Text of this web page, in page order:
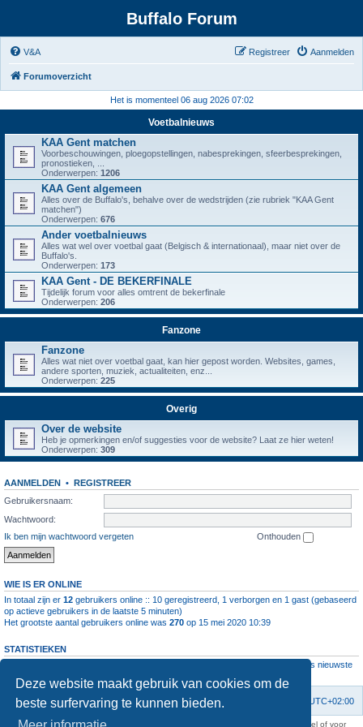
Deze website maakt gebruik van cookies om de
beste surfervaring te kunnen bieden.
Buffalo Forum
V&A Aanmelden
Registreer
Forumoverzicht
Het is momenteel 06 aug 2026 07:02
Voetbalnieuws
KAA Gent matchen
Voorbeschouwingen, ploegopstellingen, nabesprekingen, sfeerbesprekingen,
pronostieken, ...
Onderwerpen: 1206
KAA Gent algemeen
Alles over de Buffalo's, behalve over de wedstrijden (zie rubriek "KAA Gent
matchen")
Onderwerpen: 676
Ander voetbalnieuws
Alles wat wel over voetbal gaat (Belgisch & internationaal), maar niet over de
Buffalo's.
Onderwerpen: 173
KAA Gent - DE BEKERFINALE
Tijdelijk forum voor alles omtrent de bekerfinale
Onderwerpen: 206
Fanzone
Fanzone
Alles wat niet over voetbal gaat, kan hier gepost worden. Websites, games,
andere sporten, muziek, actualiteiten, enz...
Onderwerpen: 225
Overig
Over de website
Heb je opmerkingen en/of suggesties voor de website? Laat ze hier weten!
Onderwerpen: 309
AANMELDEN • REGISTREER
Gebruikersnaam:
Wachtwoord:
Ik ben mijn wachtwoord vergeten
Onthouden
WIE IS ER ONLINE
In totaal zijn er 12 gebruikers online :: 10 geregistreerd, 1 verborgen en 1 gast (gebaseerd
op actieve gebruikers in de laatste 5 minuten)
Het grootste aantal gebruikers online was 270 op 15 mei 2020 10:39
STATISTIEKEN
• Ons nieuwste
Forumoverzicht UTC+02:00
Verwijder cookies
Contact
KAA Gent kan nooit aansprakelijk worden gesteld voor om het even welk nadeel of voor